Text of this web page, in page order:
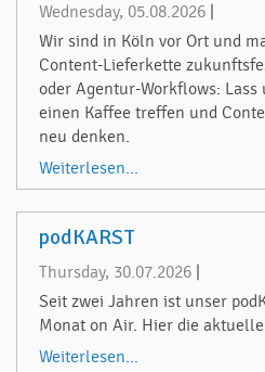
Wednesday, 05.08.2026
Wir sind in Köln vor Ort und
Content-Lieferkette
oder Agentur-Workflows: Lass
einen Kaffee treffen und
neu denken.
Weiterlesen...
podKARST
Thursday, 30.07.2026
Seit zwei Jahren ist unser
Monat on Air. Hier die
Weiterlesen...